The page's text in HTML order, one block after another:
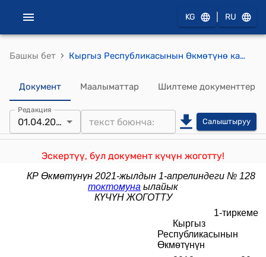
KG RU
Башкы бет › Кыргыз Республикасынын Өкмөтүнө караштуу Мамлекеттик мүлктү башкаруу боюнча фонд жөнүндө Жобо (Кыргыз Республикасынын Өкмөтүнүн 2012-жылдын 20-февралындагы № 134 токтому менен бекитилген)
Документ Маалыматтар Шилтеме документтер
Редакция
01.04.2021 Салыштыруу
Эскертүү, бул документ күчүн жоготту!